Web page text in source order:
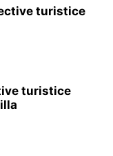
turistice
turistice